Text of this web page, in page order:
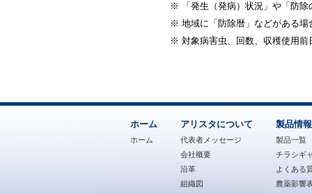
※
「発生（発病）状況」や「防
※ 地域に「防除暦」などがある
※ 対象病害虫、回数、収穫使用
ホーム
ホーム
アリスタについて
代表者メッセージ
会社概要
沿革
組織図
製品情報
製品一覧
チラシギ
よくある
農薬影響